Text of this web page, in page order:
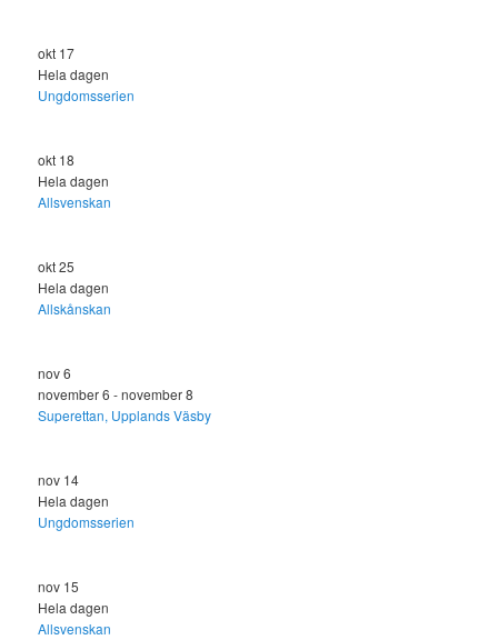
okt 17
Hela dagen
Ungdomsserien
okt 18
Hela dagen
Allsvenskan
okt25
Hela dagen
Allskånskan
nov6
november 6 -november 8
Superettan, Upplands Väsby
nov 14
Hela dagen
Ungdomsserien
nov 15
Hela dagen
Allsvenskan